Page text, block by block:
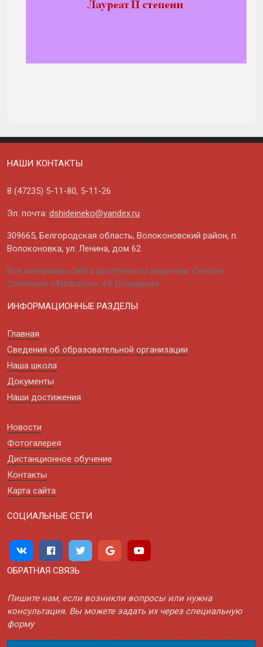
НАШИ КОНТАКТЫ
8 (47235) 5-11-80, 5-11-26
Эл. почта:dshideineko@yandex.ru
309665, Белгородская область, Волоконовский район, п.
Волоконовка, ул. Ленина, дом 62
Все материалы сайта доступны по лицензии: Creative
Commons «Attribution» 4.0 Всемирная
ИНФОРМАЦИОННЫЕ РАЗДЕЛЫ
Главная
Сведения об образовательной организации
Наша школа
Документы
Наши достижения
Новости
Фотогалерея
Дистанционное обучение
Контакты
Карта сайта
СОЦИАЛЬНЫЕ СЕТИ
ОБРАТНАЯ СВЯЗЬ
Пишите нам, если возникли вопросы или нужна
консультация. Вы можете задать их через специальную
форму